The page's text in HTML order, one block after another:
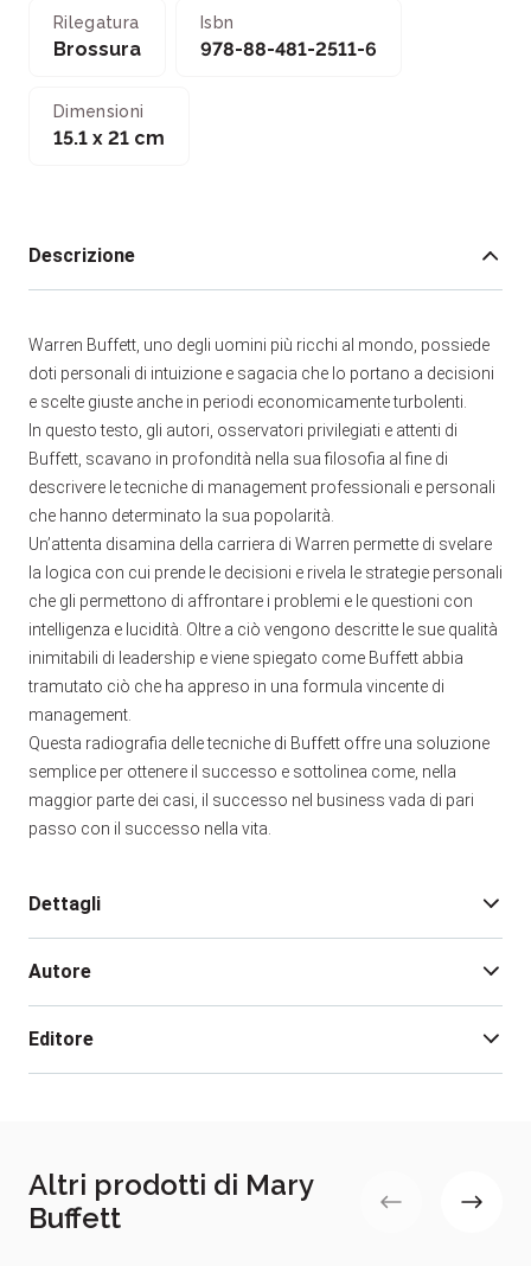
Rilegatura
Brossura
Isbn
978-88-481-2511-6
Dimensioni
15.1 x 21 cm
Descrizione
Warren Buffett, uno degli uomini più ricchi al mondo, possiede
doti personali di intuizione e sagacia che lo portano a decisioni
e scelte giuste anche in periodi economicamente turbolenti.
In questo testo, gli autori, osservatori privilegiati e attenti di
Buffett, scavano in profondità nella sua filosofia al fine di
descrivere le tecniche di management professionali e personali
che hanno determinato la sua popolarità.
Un’attenta disamina della carriera di Warren permette di svelare
la logica con cui prende le decisioni e rivela le strategie personali
che gli permettono di affrontare i problemi e le questioni con
intelligenza e lucidità. Oltre a ciò vengono descritte le sue qualità
inimitabili di leadership e viene spiegato come Buffett abbia
tramutato ciò che ha appreso in una formula vincente di
management.
Questa radiografia delle tecniche di Buffett offre una soluzione
semplice per ottenere il successo e sottolinea come, nella
maggior parte dei casi, il successo nel business vada di pari
passo con il successo nella vita.
Dettagli
Autore
finanziario, tiene corsi e conferenze per operatori
economici. Ha all’attivo diversi volumi su Warren
Buffett, tradotti in decine di Paesi. Scrive su riviste,
Editore
Altri prodotti di Mary
Buffett